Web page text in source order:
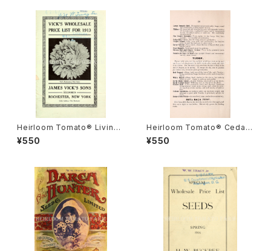
Heirloom Tomato® Livings
ton's Crimson Globe エアル
ーム・トマト・リビングストンズ・
¥550
Heirloom Tomato® Cedar
Hill エアルーム・トマト・セダー・
ヒル
¥550